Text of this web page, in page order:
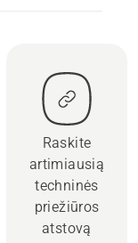
Raskite
artimiausią
techninės
priežiūros
atstovą